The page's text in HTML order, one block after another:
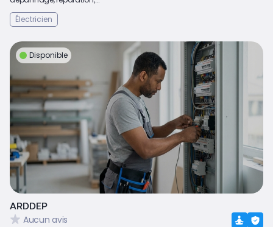
Électricien
Disponible
ARDDEP
Aucun avis